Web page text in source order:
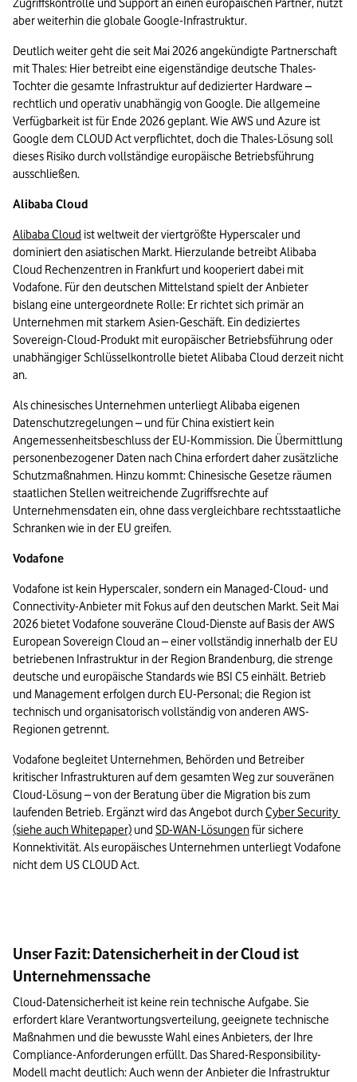
Zugriffskontrolle und Support an einen europäischen Partner, nutzt
aber weiterhin die globale Google-Infrastruktur.
Deutlich weiter geht die seit Mai 2026 angekündigte Partnerschaft
mit Thales: Hier betreibt eine eigenständige deutsche Thales-
Tochter die gesamte Infrastruktur auf dedizierter Hardware –
rechtlich und operativ unabhängig von Google. Die allgemeine
Verfügbarkeit ist für Ende 2026 geplant. Wie AWS und Azure ist
Google dem CLOUD Act verpflichtet, doch die Thales-Lösung soll
dieses Risiko durch vollständige europäische Betriebsführung
ausschließen.
Alibaba Cloud
Alibaba Cloud ist weltweit der viertgrößte Hyperscaler und
dominiert den asiatischen Markt. Hierzulande betreibt Alibaba
Cloud Rechenzentren in Frankfurt und kooperiert dabei mit
Vodafone. Für den deutschen Mittelstand spielt der Anbieter
bislang eine untergeordnete Rolle: Er richtet sich primär an
Unternehmen mit starkem Asien-Geschäft. Ein dediziertes
Sovereign-Cloud-Produkt mit europäischer Betriebsführung oder
unabhängiger Schlüsselkontrolle bietet Alibaba Cloud derzeit nicht
an.
Als chinesisches Unternehmen unterliegt Alibaba eigenen
Datenschutzregelungen – und für China existiert kein
Angemessenheitsbeschluss der EU-Kommission. Die Übermittlung
personenbezogener Daten nach China erfordert daher zusätzliche
Schutzmaßnahmen. Hinzu kommt: Chinesische Gesetze räumen
staatlichen Stellen weitreichende Zugriffsrechte auf
Unternehmensdaten ein, ohne dass vergleichbare rechtsstaatliche
Schranken wie in der EU greifen.
Vodafone
Vodafone ist kein Hyperscaler, sondern ein Managed-Cloud- und
Connectivity-Anbieter mit Fokus auf den deutschen Markt. Seit Mai
2026 bietet Vodafone souveräne Cloud-Dienste auf Basis der AWS
European Sovereign Cloud an – einer vollständig innerhalb der EU
betriebenen Infrastruktur in der Region Brandenburg, die strenge
deutsche und europäische Standards wie BSI C5 einhält. Betrieb
und Management erfolgen durch EU-Personal; die Region ist
technisch und organisatorisch vollständig von anderen AWS-
Regionen getrennt.
Vodafone begleitet Unternehmen, Behörden und Betreiber
kritischer Infrastrukturen auf dem gesamten Weg zur souveränen
Cloud-Lösung – von der Beratung über die Migration bis zum
laufenden Betrieb. Ergänzt wird das Angebot durch Cyber Security
(siehe auch Whitepaper) und SD-WAN-Lösungen für sichere
Konnektivität. Als europäisches Unternehmen unterliegt Vodafone
nicht dem US CLOUD Act.
Unser Fazit: Datensicherheit in der Cloud ist
Unternehmenssache
Cloud-Datensicherheit ist keine rein technische Aufgabe. Sie
erfordert klare Verantwortungsverteilung, geeignete technische
Maßnahmen und die bewusste Wahl eines Anbieters, der Ihre
Compliance-Anforderungen erfüllt. Das Shared-Responsibility-
Modell macht deutlich: Auch wenn der Anbieter die Infrastruktur